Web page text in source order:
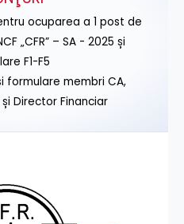
ocuparea a 1 post de
„CFR” – SA - 2025 și
F1-F5
formulare membri CA,
Director Financiar